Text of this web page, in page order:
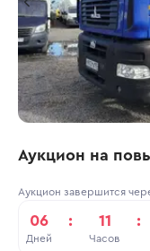
Аукцион на
Аукцион завершится
06
Дней
: 11
Часов
: